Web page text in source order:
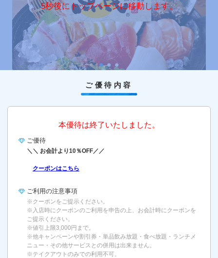
5秒後にトップページに移動します。
ご優待内容
本優待は終了いたしました。
ご優待
＼＼ お会計より10％OFF／／
クーポンはこちら
ご利用の注意事項
※クーポンをご提示ください。
※入店時にクーポンのご利用を申告の上、お会計時にクーポンを
ご提示ください。
※値引上限3,000円まで。
※他キャンペーンや割引券・単品飲み放題・食べ放題・ランチメ
ニュー・その他サービスとの併用は出来ません。
※テイクアウトのみでの利用不可。